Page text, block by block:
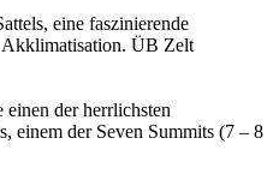
eine faszinierende
Akklimatisation. ÜB Zelt
der herrlichsten
einem der Seven Summits (7 – 8